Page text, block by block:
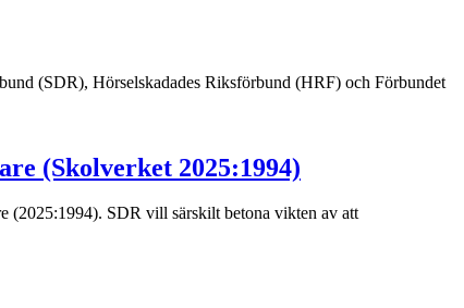
(SDR), Hörselskadades Riksförbund (HRF) och Förbundet
(Skolverket 2025:1994)
(2025:1994). SDR vill särskilt betona vikten av att